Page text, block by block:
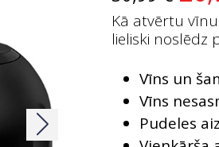
was:
Kā atvērtu
lieliski noslēdz
Vīns un
Vīns
Pudeles